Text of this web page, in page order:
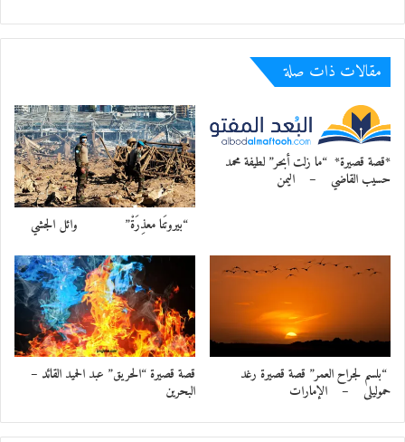
مقالات ذات صلة
*قصة قصيرة* “ما زلت أبحر” لطيفة محمد
حسيب القاضي – اليمن
“بيروتَنا معذِرَةْ” وائل الجشي
“بلسم لجراح العمر” قصة قصيرة رغد
حموليلى – الإمارات
قصة قصيرة “الحريق” عبد الحميد القائد –
البحرين